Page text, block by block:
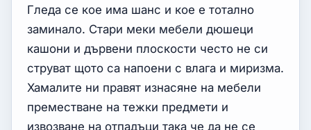
Гледа се кое има шанс и кое е тотално
заминало. Стари меки мебели дюшеци
кашони и дървени плоскости често не си
струват щото са напоени с влага и миризма.
Хамалите ни правят изнасяне на мебели
преместване на тежки предмети и
извозване на отпадъци така че да не се